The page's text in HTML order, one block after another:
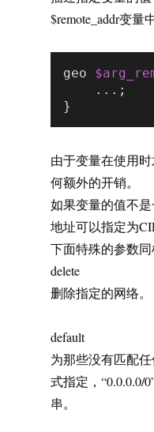
$remote_addr变
geo
由于变量在使用
何额外的开销。
如果变量的值不是
地址可以指定为
下面特殊的参数
delete
删除指定的网络。
default
为那些没有匹配
式指定，“0.0.0.0/
串。